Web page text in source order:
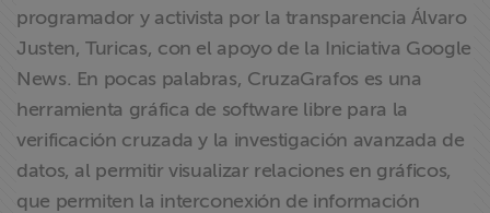
programador y activista por la transparencia Álvaro
Justen, Turicas, con el apoyo de la Iniciativa Google
News. En pocas palabras, CruzaGrafos es una
herramienta gráfica de software libre para la
verificación cruzada y la investigación avanzada de
datos, al permitir visualizar relaciones en gráficos,
que permiten la interconexión de información